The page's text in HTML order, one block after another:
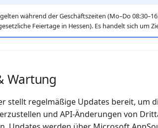
während der Geschäftszeiten (Mo–Do
Feiertage in Hessen). Es handelt sich um
Wartung
stellt regelmäßige Updates bereit, um
und API-Änderungen von